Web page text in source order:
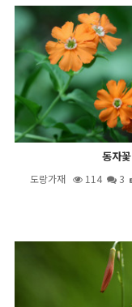
동자꽃
도랑가재 114 3